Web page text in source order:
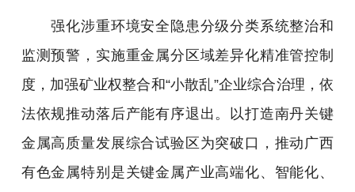
强化涉重环境安全隐患分级分类系统整治和
监测预警，实施重金属分区域差异化精准管控制
度，加强矿业权整合和“小散乱”企业综合治理，依
法依规推动落后产能有序退出。以打造南丹关键
金属高质量发展综合试验区为突破口，推动广西
有色金属特别是关键金属产业高端化、智能化、